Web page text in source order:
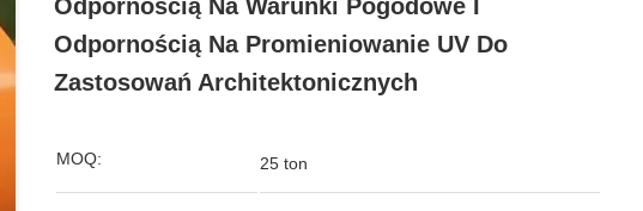
Odpornością Na Warunki Pogodowe I
Odpornością Na Promieniowanie UV Do
Zastosowań Architektonicznych
MOQ: 25 ton